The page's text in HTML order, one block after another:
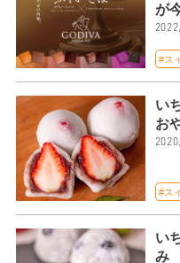
が
#ス
い
お
#ス
い
み